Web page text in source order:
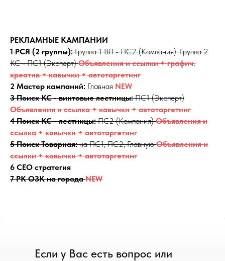
РЕКЛАМНЫЕ КАМПАНИИ
1 РСЯ (2 группы):Группа 1 ВЛ - ПС2 (Компания). Группа 2
КС - ПС1 (Эксперт)Объявления и ссылки + графич.
креатив + кавычки + автотаргетинг
2 Мастер кампаний: Главная NEW
3 Поиск КС - винтовые лестницы:ПС1 (Эксперт)
Объявления и ссылка + кавычки + автотаргетинг
4 Поиск КС - лестницы:ПС2 (Компания)Объявления и
ссылка + кавычки + автотаргетинг
5 Поиск Товарная:на ПС1, ПС2, ГлавнуюОбъявления и
ссылки + кавычки + автотаргетинг
6 СЕО стратегия
7 РК ОЗК на города NEW
Если у Вас есть вопрос или